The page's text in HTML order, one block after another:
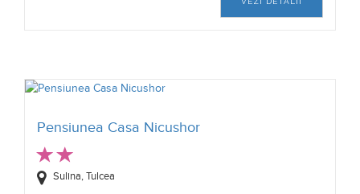
Pensiunea Casa Nicushor
Sulina, Tulcea